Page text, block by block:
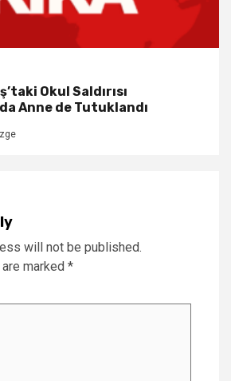
Okul Saldırısı
Anne de Tutuklandı
will not be published.
marked *